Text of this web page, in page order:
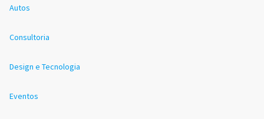
Autos
Consultoria
Design e Tecnologia
Eventos